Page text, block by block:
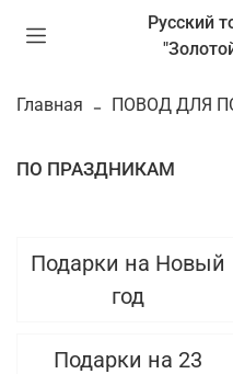
Русский
Главная ПОВОД ДЛЯ
ПО ПРАЗДНИКАМ
Подарки на Новый
год
Подарки на 23